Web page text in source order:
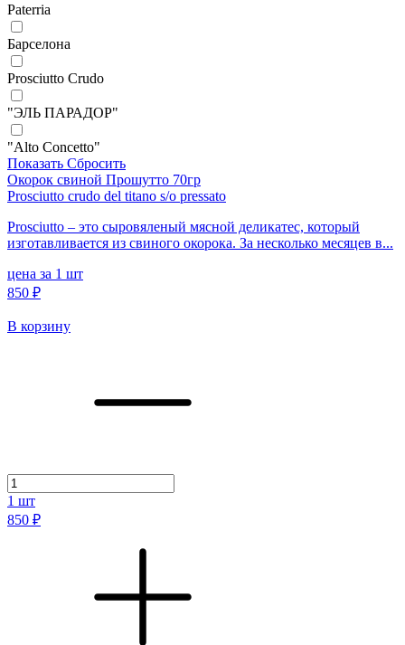
Paterria
Барселона
Prosciutto Crudo
"ЭЛЬ ПАРАДОР"
"Alto Concetto"
Показать Сбросить
Окорок свиной Прошутто 70гр
Prosciutto crudo del titano s/o pressato
Prosciutto – это сыровяленый мясной деликатес, который
изготавливается из свиного окорока. За несколько месяцев в...
цена за 1 шт
850 ₽
В корзину
1 шт
850 ₽